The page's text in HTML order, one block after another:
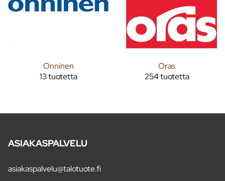
Onninen
13 tuotetta
Oras
254 tuotetta
ASIAKASPALVELU
asiakaspalvelu@talotuote.fi